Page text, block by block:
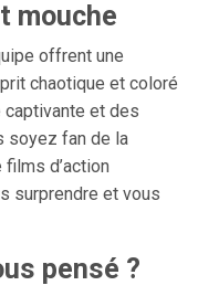
mouche
offrent une
chaotique et coloré
captivante et des
soyez fan de la
d’action
surprendre et vous
pensé ?